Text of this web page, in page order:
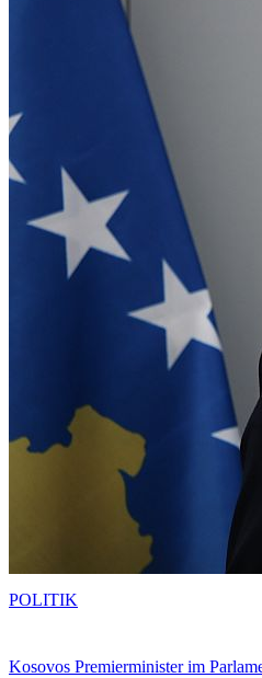
Kosovos Premierminister im
POLITIK